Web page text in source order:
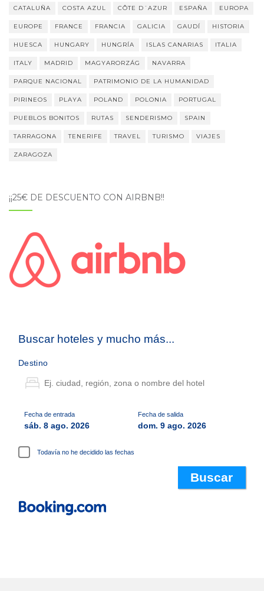
CATALUÑA COSTA AZUL CÔTE D´AZUR ESPAÑA EUROPA
EUROPE FRANCE FRANCIA GALICIA GAUDÍ HISTORIA
HUESCA HUNGARY HUNGRÍA ISLAS CANARIAS ITALIA
ITALY MADRID MAGYARORZÁG NAVARRA
PARQUE NACIONAL PATRIMONIO DE LA HUMANIDAD
PIRINEOS PLAYA POLAND POLONIA PORTUGAL
PUEBLOS BONITOS RUTAS SENDERISMO SPAIN
TARRAGONA TENERIFE TRAVEL TURISMO VIAJES
ZARAGOZA
¡¡25€ DE DESCUENTO CON AIRBNB!!
Buscar hoteles y mucho más...
Destino
Fecha de entrada
sáb. 8 ago. 2026
Fecha de salida
dom. 9 ago. 2026
Todavía no he decidido las fechas